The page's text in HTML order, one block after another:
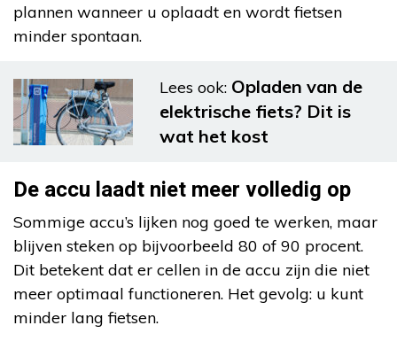
plannen wanneer u oplaadt en wordt fietsen
minder spontaan.
Lees ook: Opladen van de
elektrische fiets? Dit is
wat het kost
De accu laadt niet meer volledig op
Sommige accu’s lijken nog goed te werken, maar
blijven steken op bijvoorbeeld 80 of 90 procent.
Dit betekent dat er cellen in de accu zijn die niet
meer optimaal functioneren. Het gevolg: u kunt
minder lang fietsen.